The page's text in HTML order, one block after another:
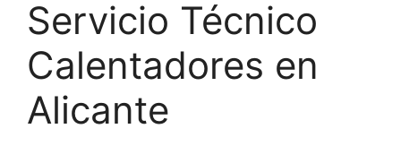
Servicio Técnico
Calentadores en
Alicante